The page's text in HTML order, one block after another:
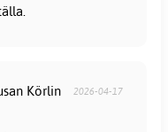
Körlin 2026-04-17